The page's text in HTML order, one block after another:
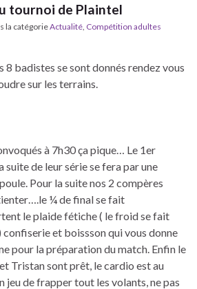
tournoi de Plaintel
la catégorieActualité Compétition adultes
8 badistes se sont donnés rendez vous
sur les terrains.
à 7h30 ça pique… Le 1er
suite de leur série se fera par une
Pour la suite nos 2 compères
¼ de final se fait
le plaide fétiche ( le froid se fait
confiserie et boissson qui vous donne
pour la préparation du match. Enfin le
Tristan sont prêt, le cardio est au
jeu de frapper tout les volants, ne pas